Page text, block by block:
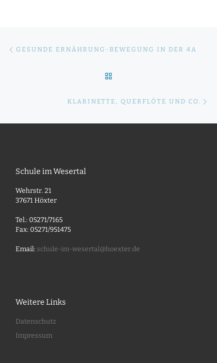
Beitragsnavigation
GESUNDE ERNÄHRUNG-BEWEGUNG IN DER 4A
KLARINETTE, QUERFLÖTE UND CO.
Schule im Wesertal
Wehrstr. 21
37671 Höxter
Tel.: 05271/7165
Fax: 05271/951475
Email: schule-im-wesertal@hoexter.de
Weitere Links
Datenschutz
Impressum